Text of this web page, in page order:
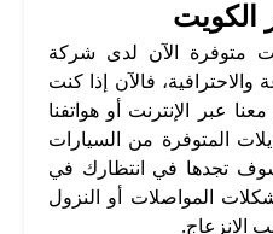
الكويت
متوفرة الآن لدى شركة
فالآن إذا كنت
عبر الإنترنت أو هواتفنا
المتوفرة من السيارات
تجدها في انتظارك في
المواصلات أو النزول
الانزعاج.